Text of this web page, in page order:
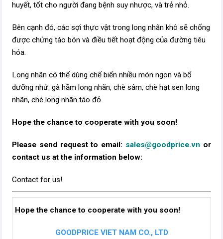
huyết, tốt cho người đang bệnh suy nhược, và trẻ nhỏ.
Bên cạnh đó, các sợi thực vật trong long nhãn khô sẽ chống
được chứng táo bón và điều tiết hoạt động của đường tiêu
hóa.
Long nhãn có thể dùng chế biến nhiều món ngon và bổ
dưỡng nhứ: gà hầm long nhãn, chè sâm, chè hạt sen long
nhãn, chè long nhãn táo đỏ
Hope the chance to cooperate with you soon!
Please send request to email: sales@goodprice.vn or
contact us at the information below:​
Contact for us!
Hope the chance to cooperate with you soon!
GOODPRICE VIET NAM CO., LTD